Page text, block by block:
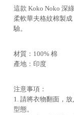
這款 Koko Noko 深
柔軟華夫格紋棉製
驗。
材質：100% 棉
產地：印度
注意事項：
1. 請將衣物翻面，
型態。